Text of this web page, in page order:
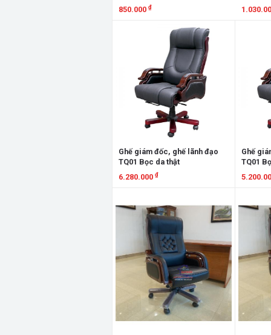
850.000 ₫
Ghế giám đốc, ghế lãnh đạo
TQ01 Bọc da thật
6.280.000 ₫
Ghế
TQ01